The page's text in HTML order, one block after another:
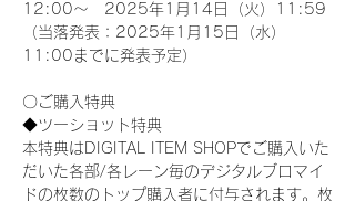
12:00～　2025年1月14日（火）11:59
（当落発表：2025年1月15日（水）
11:00までに発表予定）
〇ご購入特典
◆ツーショット特典
本特典はDIGITAL ITEM SHOPでご購入いた
だいた各部/各レーン毎のデジタルブロマイ
ドの枚数のトップ購入者に付与されます。枚